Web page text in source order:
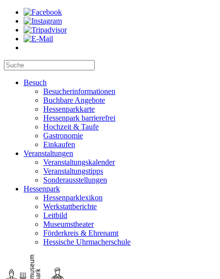
Besuch
Besucherinformationen
Buchbare Angebote
Hessenparkkarte
Hessenpark barrierefrei
Hochzeit & Taufe
Gastronomie
Einkaufen
Veranstaltungen
Veranstaltungskalender
Veranstaltungstipps
Sonderausstellungen
Hessenpark
Hessenparklexikon
Werkstattberichte
Leitbild
Museumstheater
Förderkreis & Ehrenamt
Hessische Uhrmacherschule